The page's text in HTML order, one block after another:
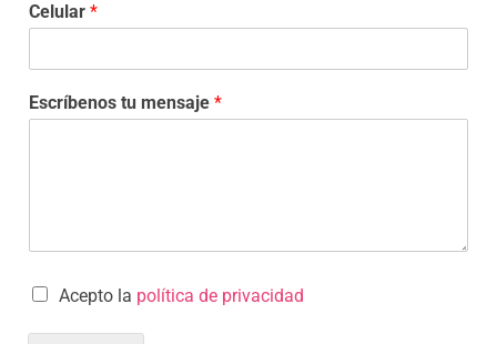
Celular *
Escríbenos tu mensaje *
Acepto la política de privacidad